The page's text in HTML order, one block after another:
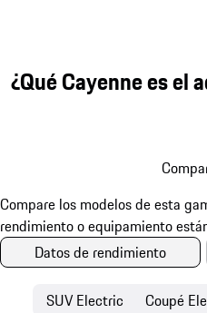
¿Qué Cayenne es el
Datos de rendimiento
SUV Electric Coupé